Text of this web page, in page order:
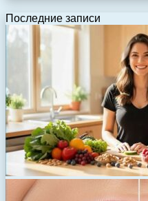
Последние записи